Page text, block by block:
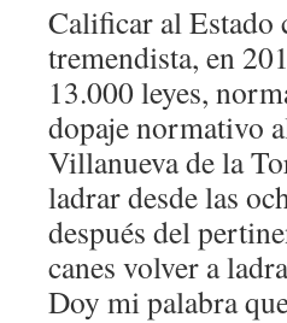
Calificar al Estado
tremendista, en
13.000 leyes,
dopaje normativo
Villanueva de la
ladrar desde las
después del
canes volver a
Doy mi palabra